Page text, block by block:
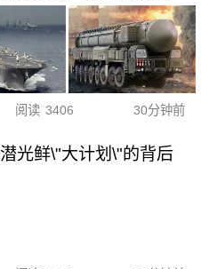
阅读 3406 30分钟前
光鲜\"大计划\"的背后